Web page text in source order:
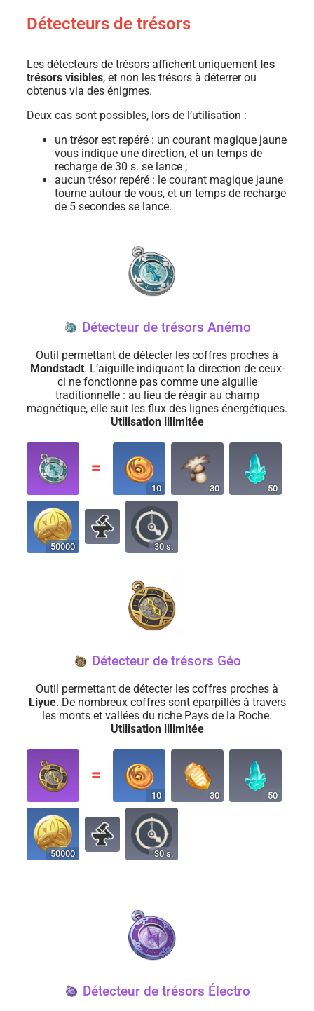
Détecteurs de trésors
Les détecteurs de trésors affichent uniquement les
trésors visibles, et non les trésors à déterrer ou
obtenus via des énigmes.
Deux cas sont possibles, lors de l’utilisation :
un trésor est repéré : un courant magique jaune
vous indique une direction, et un temps de
recharge de 30 s. se lance ;
aucun trésor repéré : le courant magique jaune
tourne autour de vous, et un temps de recharge
de 5 secondes se lance.
Détecteur de trésors Anémo
Outil permettant de détecter les coffres proches à
Mondstadt. L’aiguille indiquant la direction de ceux-
ci ne fonctionne pas comme une aiguille
traditionnelle : au lieu de réagir au champ
magnétique, elle suit les flux des lignes énergétiques.
Utilisation illimitée
〓
10 30 50
50000 30 s.
Détecteur de trésors Géo
Outil permettant de détecter les coffres proches à
Liyue. De nombreux coffres sont éparpillés à travers
les monts et vallées du riche Pays de la Roche.
Utilisation illimitée
〓
10 30 50
50000 30 s.
Détecteur de trésors Électro